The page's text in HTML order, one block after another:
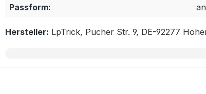
Passform:
Hersteller: LpTrick, Pucher Str. 9, DE-92277